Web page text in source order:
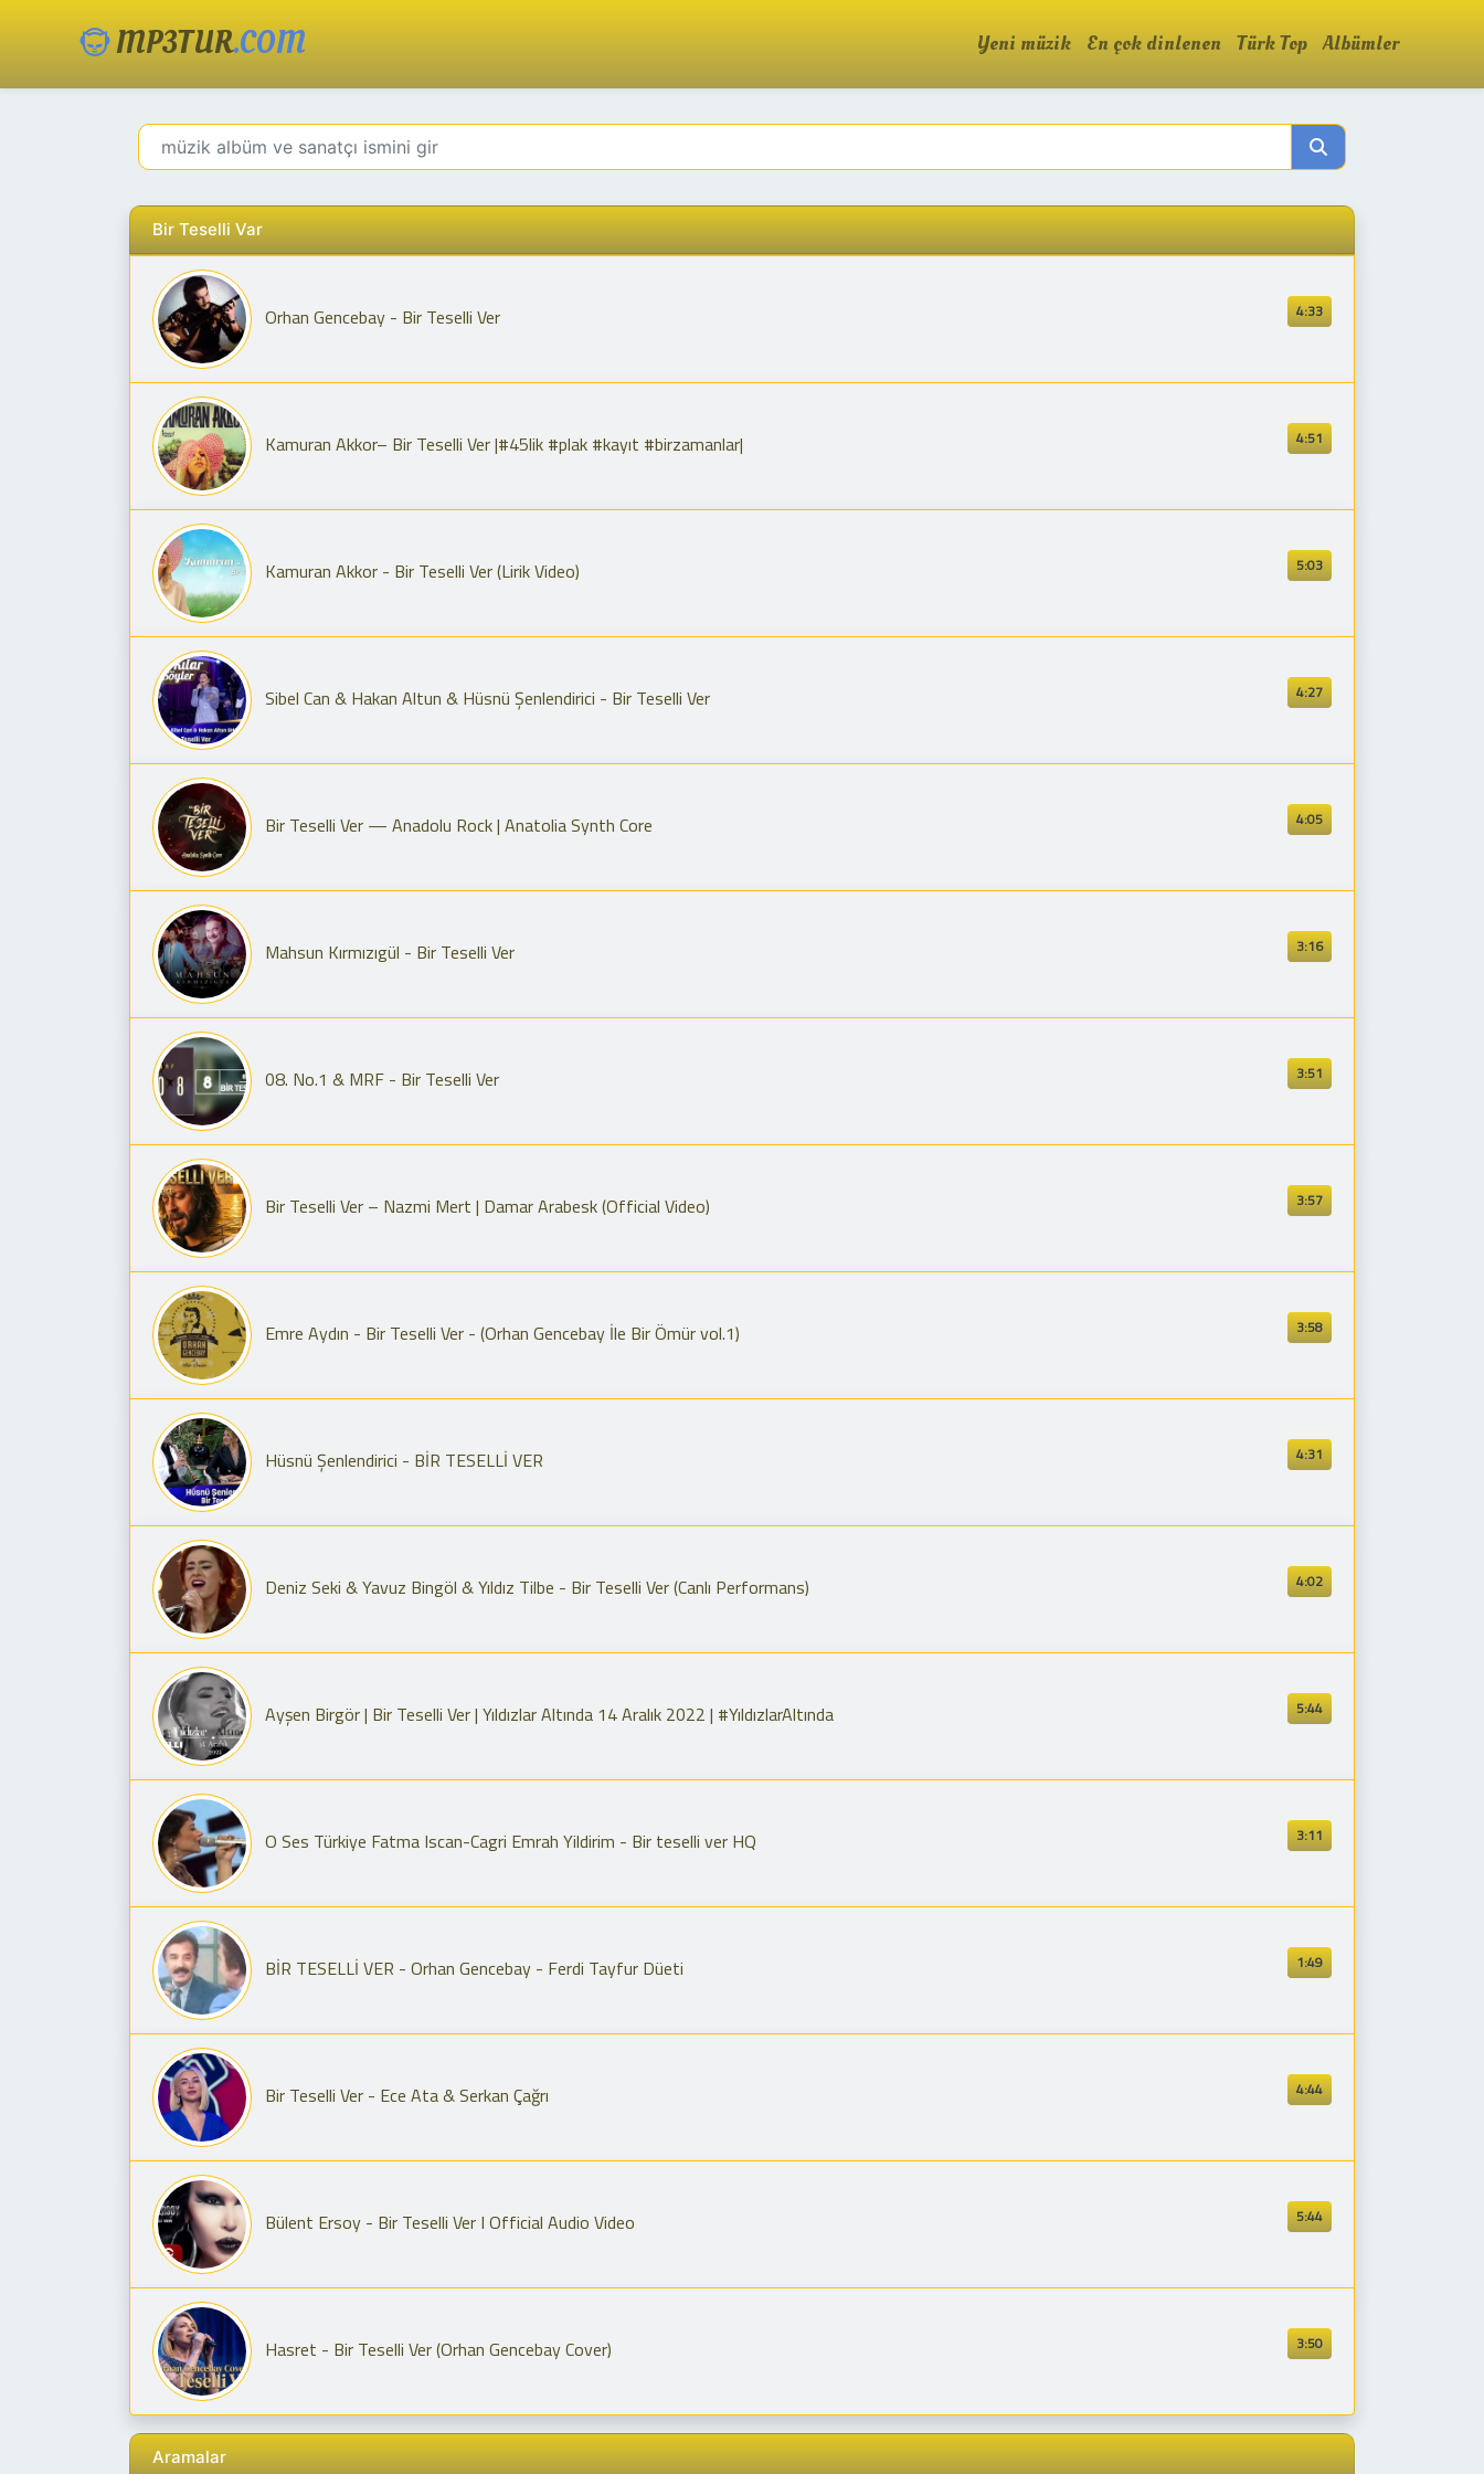
MP3TUR.COM Yeni müzik En çok dinlenen Türk Top Albümler
Bir Teselli Var
4:33
Orhan Gencebay - Bir Teselli Ver
4:51
Kamuran Akkor– Bir Teselli Ver |#45lik #plak #kayıt #birzamanlar|
5:03
Kamuran Akkor - Bir Teselli Ver (Lirik Video)
4:27
Sibel Can & Hakan Altun & Hüsnü Şenlendirici - Bir Teselli Ver
4:05
Bir Teselli Ver — Anadolu Rock | Anatolia Synth Core
3:16
Mahsun Kırmızıgül - Bir Teselli Ver
3:51
08. No.1 & MRF - Bir Teselli Ver
3:57
Bir Teselli Ver – Nazmi Mert | Damar Arabesk (Official Video)
3:58
Emre Aydın - Bir Teselli Ver - (Orhan Gencebay İle Bir Ömür vol.1)
4:31
Hüsnü Şenlendirici - BİR TESELLİ VER
4:02
Deniz Seki & Yavuz Bingöl & Yıldız Tilbe - Bir Teselli Ver (Canlı Performans)
5:44
Ayşen Birgör | Bir Teselli Ver | Yıldızlar Altında 14 Aralık 2022 | #YıldızlarAltında
3:11
O Ses Türkiye Fatma Iscan-Cagri Emrah Yildirim - Bir teselli ver HQ
1:49
BİR TESELLİ VER - Orhan Gencebay - Ferdi Tayfur Düeti
4:44
Bir Teselli Ver - Ece Ata & Serkan Çağrı
5:44
Bülent Ersoy - Bir Teselli Ver I Official Audio Video
3:50
Hasret - Bir Teselli Ver (Orhan Gencebay Cover)
Aramalar